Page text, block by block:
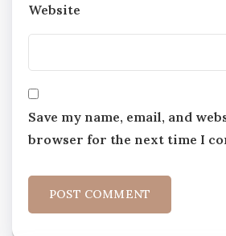
Website
Save my name, email, and
browser for the next time I